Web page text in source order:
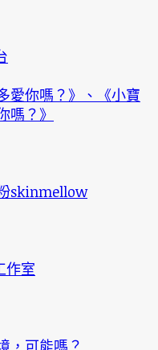
愛你嗎？》、《小寶
嗎？》
skinmellow
作室